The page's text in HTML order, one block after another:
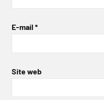
E-mail *
Site web